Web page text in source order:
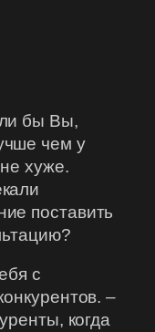
бы Вы,
чем у
хуже.
поставить
с
–
когда